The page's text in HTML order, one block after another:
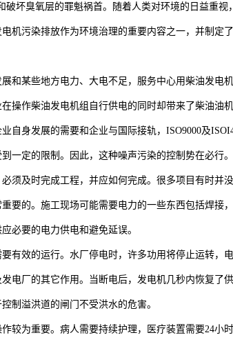
破坏臭氧层的罪魁祸首。随着人类对环境的日益重
机污染排放作为环境治理的重要内容之一，并制定
和某些地方电力、大电不足，服务中心用柴油发电
操作柴油发电机组自行供电的同时却带来了柴油油
自身发展的需要和企业与国际接轨，ISO9000及
一定的限制。因此，这种噪声污染的控制势在必行。
须及时完成工程，并应如何完成。很多项目有时并
要的。施工现场可能需要电力的一些东西包括焊接
必要的电力供电和避免延误。
有效的运行。水厂停电时，许多功用将停止运转，
电厂的其它作用。当断电后，发电机几秒内恢复了
制溢洪道的闸门不受洪水的危害。
较为重要。病人需要持续护理，医疗装置需要24小